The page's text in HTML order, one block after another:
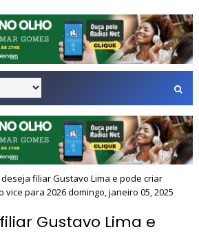
deseja filiar Gustavo Lima e pode criar
vice para 2026 domingo, janeiro 05, 2025
Gustavo Lima e